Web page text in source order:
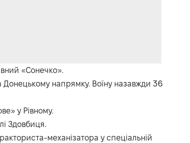
«Сонечко».
Донецькому напрямку. Воїну назавжди 36
у Рівному.
Здовбиця.
механізатора у спеціальній